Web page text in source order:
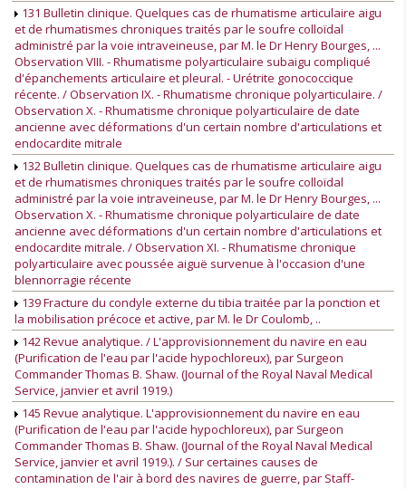
131 Bulletin clinique. Quelques cas de rhumatisme articulaire aigu
et de rhumatismes chroniques traités par le soufre colloïdal
administré par la voie intraveineuse, par M. le Dr Henry Bourges, ...
Observation VIII. - Rhumatisme polyarticulaire subaigu compliqué
d'épanchements articulaire et pleural. - Urétrite gonococcique
récente. / Observation IX. - Rhumatisme chronique polyarticulaire. /
Observation X. - Rhumatisme chronique polyarticulaire de date
ancienne avec déformations d'un certain nombre d'articulations et
endocardite mitrale
132 Bulletin clinique. Quelques cas de rhumatisme articulaire aigu
et de rhumatismes chroniques traités par le soufre colloïdal
administré par la voie intraveineuse, par M. le Dr Henry Bourges, ...
Observation X. - Rhumatisme chronique polyarticulaire de date
ancienne avec déformations d'un certain nombre d'articulations et
endocardite mitrale. / Observation XI. - Rhumatisme chronique
polyarticulaire avec poussée aiguë survenue à l'occasion d'une
blennorragie récente
139 Fracture du condyle externe du tibia traitée par la ponction et
la mobilisation précoce et active, par M. le Dr Coulomb, ..
142 Revue analytique. / L'approvisionnement du navire en eau
(Purification de l'eau par l'acide hypochloreux), par Surgeon
Commander Thomas B. Shaw. (Journal of the Royal Naval Medical
Service, janvier et avril 1919.)
145 Revue analytique. L'approvisionnement du navire en eau
(Purification de l'eau par l'acide hypochloreux), par Surgeon
Commander Thomas B. Shaw. (Journal of the Royal Naval Medical
Service, janvier et avril 1919.). / Sur certaines causes de
contamination de l'air à bord des navires de guerre, par Staff-